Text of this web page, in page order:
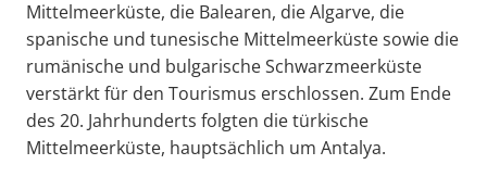
Mittelmeerküste, die Balearen, die Algarve, die
spanische und tunesische Mittelmeerküste sowie die
rumänische und bulgarische Schwarzmeerküste
verstärkt für den Tourismus erschlossen. Zum Ende
des 20. Jahrhunderts folgten die türkische
Mittelmeerküste, hauptsächlich um Antalya.